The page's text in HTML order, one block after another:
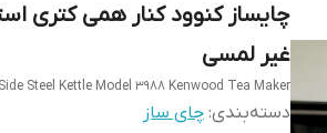
غیر لمسی
Steel Kettle Model 3988 Kenwood Tea Maker
دسته‌بندی: چای ساز